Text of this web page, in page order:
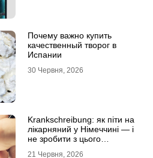
Почему важно купить
качественный творог в
Испании
30 Червня, 2026
Krankschreibung: як піти на
лікарняний у Німеччині — і
не зробити з цього
21 Червня, 2026